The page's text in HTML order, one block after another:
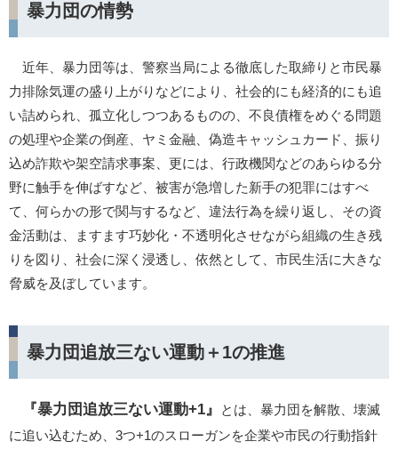
暴力団の情勢
近年、暴力団等は、警察当局による徹底した取締りと市民暴
力排除気運の盛り上がりなどにより、社会的にも経済的にも追
い詰められ、孤立化しつつあるものの、不良債権をめぐる問題
の処理や企業の倒産、ヤミ金融、偽造キャッシュカード、振り
込め詐欺や架空請求事案、更には、行政機関などのあらゆる分
野に触手を伸ばすなど、被害が急増した新手の犯罪にはすべ
て、何らかの形で関与するなど、違法行為を繰り返し、その資
金活動は、ますます巧妙化・不透明化させながら組織の生き残
りを図り、社会に深く浸透し、依然として、市民生活に大きな
脅威を及ぼしています。
暴力団追放三ない運動＋1の推進
『暴力団追放三ない運動+1』
とは、暴力団を解散、壊滅
に追い込むため、3つ+1のスローガンを企業や市民の行動指針